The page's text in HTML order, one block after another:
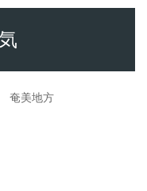
奄美地方